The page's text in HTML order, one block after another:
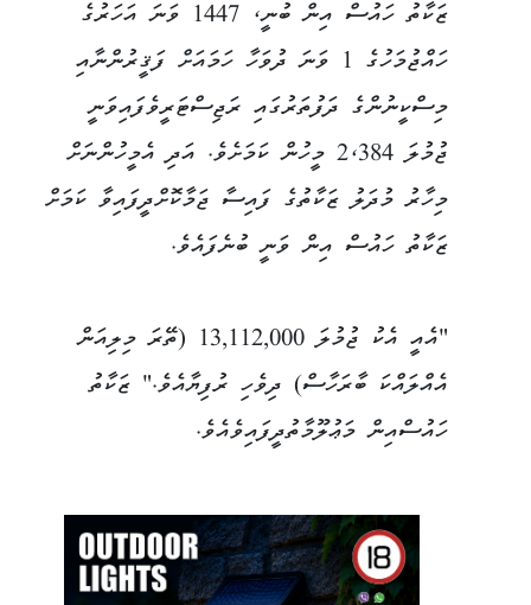
ޒަކާތު ހައުސް އިން ބުނީ، 1447 ވަނަ އަހަރުގެ
ހައްޖުމަހުގެ 1 ވަނަ ދުވަހާ ހަމައަށް ފަޤީރުންނާއި
މިސްކީނުންގެ ދަފުތަރުގައި ރަޖިސްޓަރީވެފައިވަނީ
ޖުމުލަ 2،384 މީހުން ކަމަށެވެ. އަދި އެމީހުންނަށް
މިހާރު މުދަލު ޒަކާތުގެ ފައިސާ ޖަމާކޮށްދީފައިވާ ކަމަށް
ޒަކާތު ހައުސް އިން ވަނީ ބުނެފައެވެ.
"އެއީ އެކު ޖުމުލަ 13,112,000 (ތޭރަ މިލިއަން
އެއްލައްކަ ބާރަހާސް) ދިވެހި ރުފިޔާއެވެ." ޒަކާތު
ހައުސްއިން މަޢުލޫމާތުދީފައިވެއެވެ.